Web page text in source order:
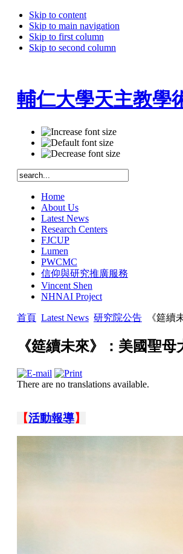
Skip to content
Skip to main navigation
Skip to first column
Skip to second column
輔仁大學天主教學
Home
About Us
Latest News
Research Centers
FJCUP
Lumen
PWCMC
信仰與研究推廣服務
Vincent Shen
NHNAI Project
首頁 Latest News 研究院公告 《筵續
《筵續未來》：美國聖
There are no translations available.
【活動報導】